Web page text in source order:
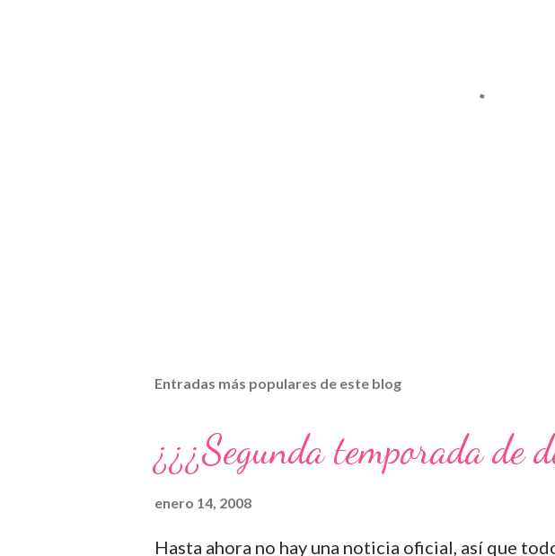
Entradas más populares de este blog
¿¿¿Segunda temporada de
enero 14, 2008
Hasta ahora no hay una noticia oficial, así que